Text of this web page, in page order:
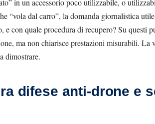
in un accessorio poco utilizzabile, o
“vola dal carro”, la domanda giornalistica
con quale procedura di recupero? Su questi
ma non chiarisce prestazioni misurabili. La
dimostrare.
difese anti-drone e